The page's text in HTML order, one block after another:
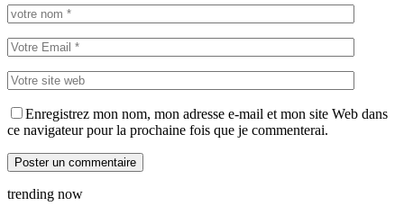
Enregistrez mon nom, mon adresse e-mail et mon site Web dans
ce navigateur pour la prochaine fois que je commenterai.
trending now